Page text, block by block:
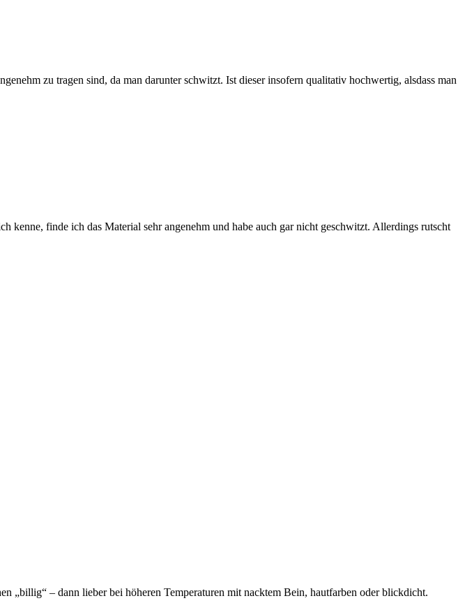
zu tragen sind, da man darunter schwitzt. Ist dieser insofern qualitativ hochwertig, alsdass man
kenne, finde ich das Material sehr angenehm und habe auch gar nicht geschwitzt. Allerdings rutscht
„billig“ – dann lieber bei höheren Temperaturen mit nacktem Bein, hautfarben oder blickdicht.